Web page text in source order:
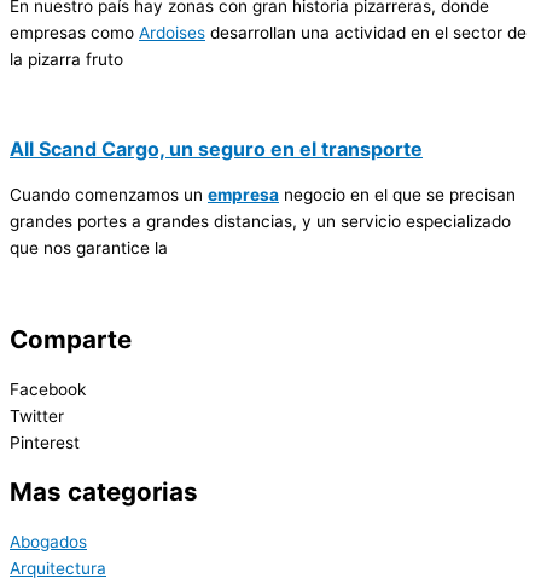
En nuestro país hay zonas con gran historia pizarreras, donde
empresas como Ardoises desarrollan una actividad en el sector de
la pizarra fruto
All Scand Cargo, un seguro en el transporte
Cuando comenzamos un empresa negocio en el que se precisan
grandes portes a grandes distancias, y un servicio especializado
que nos garantice la
Comparte
Facebook
Twitter
Pinterest
Mas categorias
Abogados
Arquitectura